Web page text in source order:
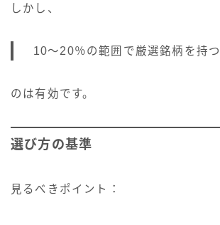
しかし、
10〜20％の範囲で厳選銘柄を持つ
のは有効です。
選び方の基準
見るべきポイント：